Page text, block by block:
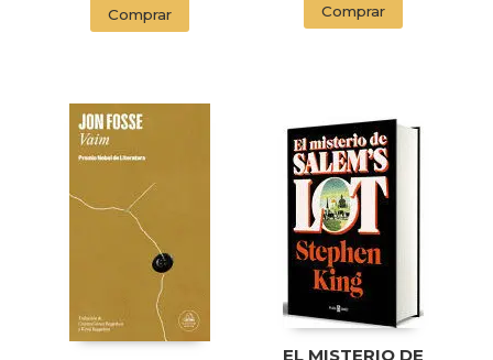
Comprar Comprar
EL MISTERIO DE